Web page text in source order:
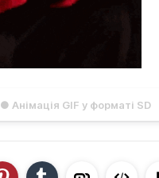
● Анімація GIF у форматі SD